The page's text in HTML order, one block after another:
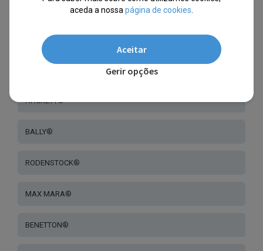
SCOTCH & SODA®
GOODBYE, RITA®
HACKETT®
BALLY®
RODENSTOCK®
MAX MARA®
BENETTON®
aceda a nossa página de cookies
Aceitar
Gerir opções